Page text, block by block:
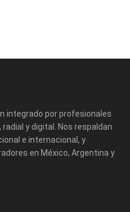
integrado por profesionales
y digital. Nos respaldan
e internacional, y
en México, Argentina y